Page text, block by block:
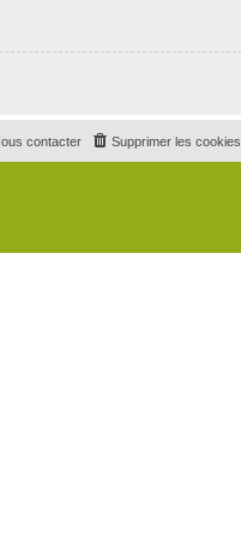
Supprimer les cookies
contacter